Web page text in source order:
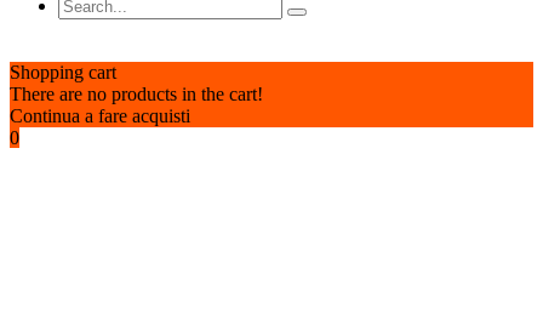
Shopping cart
There are no products in the cart!
Continua a fare acquisti
0